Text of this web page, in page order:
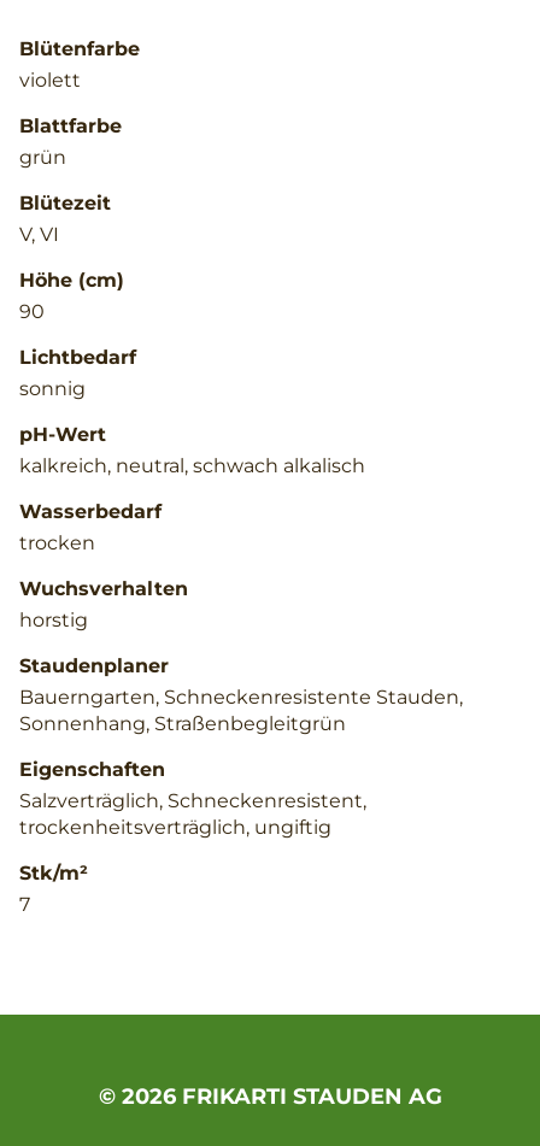
Blütenfarbe
violett
Blattfarbe
grün
Blütezeit
V, VI
Höhe (cm)
90
Lichtbedarf
sonnig
pH-Wert
kalkreich, neutral, schwach alkalisch
Wasserbedarf
trocken
Wuchsverhalten
horstig
Staudenplaner
Bauerngarten, Schneckenresistente Stauden,
Sonnenhang, Straßenbegleitgrün
Eigenschaften
Salzverträglich, Schneckenresistent,
trockenheitsverträglich, ungiftig
Stk/m²
7
© 2026 FRIKARTI STAUDEN AG